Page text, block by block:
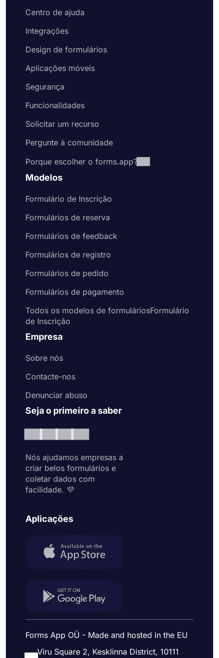
formulário em forms.app.
Centro de ajuda
Integrações
Design de formulários
Aplicações móveis
Segurança
Funcionalidades
Solicitar um recurso
Pergunte à comunidade
Porque escolher o forms.app?
Modelos
Formulário de Inscrição
Formulários de reserva
Formulários de feedback
Formulários de registro
Formulários de pedido
Formulários de pagamento
Todos os modelos de formuláriosFormulário
de Inscrição
Empresa
Sobre nós
Contacte-nos
Denunciar abuso
Seja o primeiro a saber
Nós ajudamos empresas a
criar belos formulários e
coletar dados com
facilidade. 💜
Aplicações
Forms App OÜ - Made and hosted in the EU
Viru Square 2, Kesklinna District, 10111